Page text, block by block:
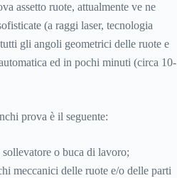
assetto ruote, attualmente ve ne
(a raggi laser, tecnologia
gli angoli geometrici delle ruote e
ed in pochi minuti (circa 10-
prova è il seguente:
o buca di lavoro;
meccanici delle ruote e/o delle parti